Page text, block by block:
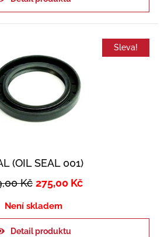
Sleva!
(OIL SEAL 001)
Kč 275,00 Kč
Není skladem
Detail produktu